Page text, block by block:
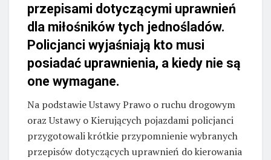
przepisami dotyczącymi uprawnień
dla miłośników tych jednośladów.
Policjanci wyjaśniają kto musi
posiadać uprawnienia, a kiedy nie są
one wymagane.
Na podstawie Ustawy Prawo o ruchu drogowym
oraz Ustawy o Kierujących pojazdami policjanci
przygotowali krótkie przypomnienie wybranych
przepisów dotyczących uprawnień do kierowania